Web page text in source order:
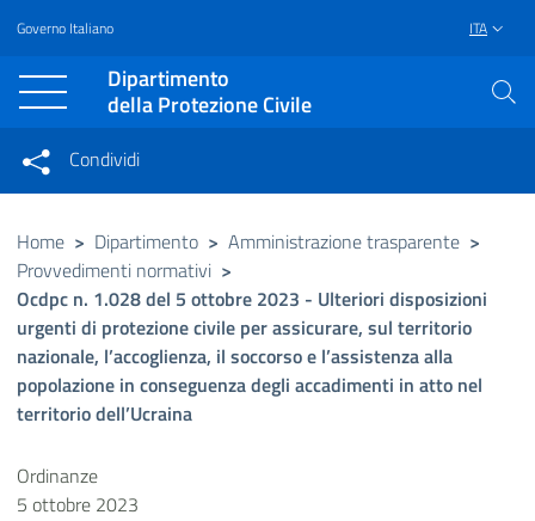
Vai al contenuto principale
Raggiungi il piè di pagina
Governo Italiano ITA
Dipartimento
della Protezione Civile
Condividi su Facebook
Condividi su Twitter
Condividi su LinkedIn
Condividi
Condividi sui social network
Home > Dipartimento > Amministrazione trasparente >
Provvedimenti normativi >
Ocdpc n. 1.028 del 5 ottobre 2023 - Ulteriori disposizioni
urgenti di protezione civile per assicurare, sul territorio
nazionale, l’accoglienza, il soccorso e l’assistenza alla
popolazione in conseguenza degli accadimenti in atto nel
territorio dell’Ucraina
Ordinanze
5 ottobre 2023